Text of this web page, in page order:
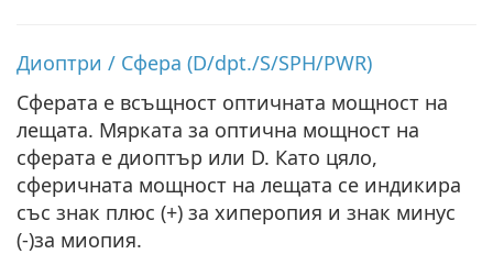
Диоптри / Сфера (D/dpt./S/SPH/PWR)
Сферата е всъщност оптичната мощност на
лещата. Мярката за оптична мощност на
сферата е диоптър или D. Като цяло,
сферичната мощност на лещата се индикира
със знак плюс (+) за хиперопия и знак минус
(-)за миопия.